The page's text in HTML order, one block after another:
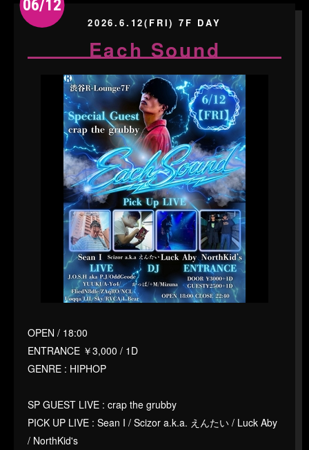
06/12
2026.6.12(FRI) 7F DAY
Each Sound
OPEN / 18:00
ENTRANCE ￥3,000 / 1D
GENRE : HIPHOP
SP GUEST LIVE : crap the grubby
PICK UP LIVE : Sean I / Scizor a.k.a. えんたい / Luck Aby
/ NorthKid's